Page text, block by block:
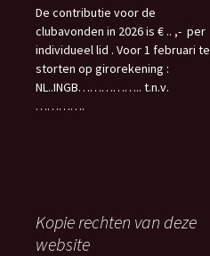
De contributie voor de
clubavonden in 2026 is € .. ,- per
individueel lid . Voor 1 februari te
storten op girorekening :
NL..INGB…………….. t.n.v.
………….
Kopie rechten van deze
website